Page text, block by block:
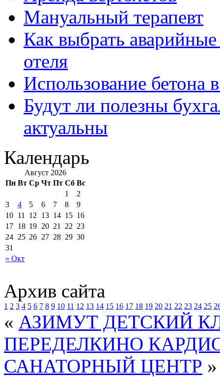
Мануальный терапевт
Как выбрать
отеля
Использование бетона
Будут ли полезны
актуальны
Календарь
Август 2026
Пн Вт Ср Чт Пт Сб Вс
« Окт
1
2
3
4 5 6 7 8
9
10 11 12 13 14 15 16
17 18 19 20 21 22 23
24 25 26 27 28 29 30
31
Архив сайта
1 2 3 4 5 6 7 8 9 10 11 12 13 14 15 16 17 18 19 20 21 22 23 24 25
« АЗИМУТ ДЕТСКИЙ
ПЕРЕДЕЛКИНО
САНАТОРНЫЙ ЦЕНТР »